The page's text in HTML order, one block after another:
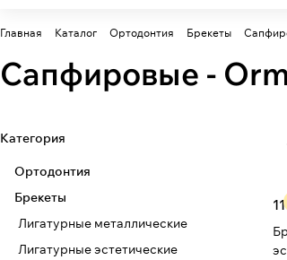
Главная Каталог Ортодонтия Брекеты
Сапфировые -
Категория
Ортодонтия
Брекеты
Лигатурные металлические
Лигатурные эстетические